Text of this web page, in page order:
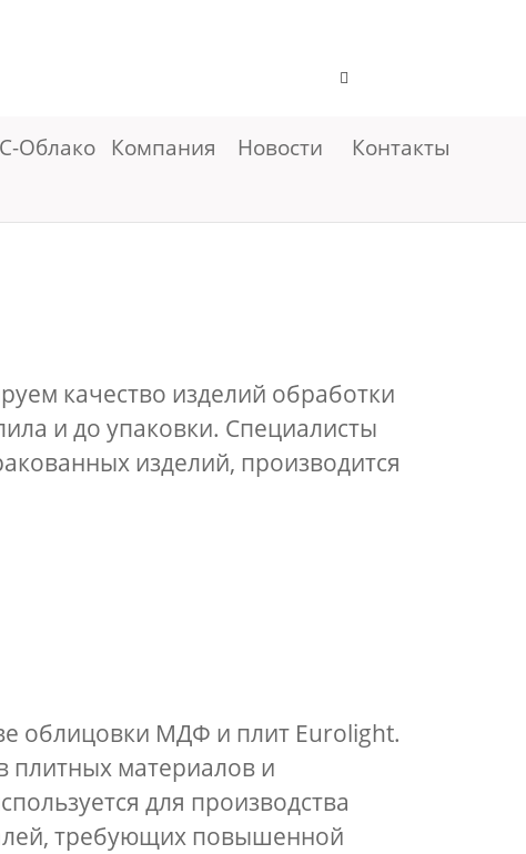
Облако Компания Новости Контакты
качество изделий обработки
и до упаковки. Специалисты
изделий, производится
облицовки МДФ и плит Eurolight.
плитных материалов и
для производства
требующих повышенной